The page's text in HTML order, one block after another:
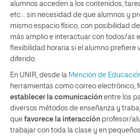
alumnos acceden a los contenidos,
etc… sin necesidad de que alumnos y
mismo espacio físico, con posibilidad
más amplio e interactuar con todos/as
flexibilidad horaria si el alumno prefiere
diferido.
En UNIR, desde la Mención de
herramientas como correo electrónico,
establecer la comunicación entre los
diversos métodos de enseñanza y
que favorece la interacción profesor/
trabajar con toda la clase y en